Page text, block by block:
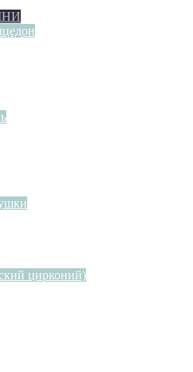
цирконий)